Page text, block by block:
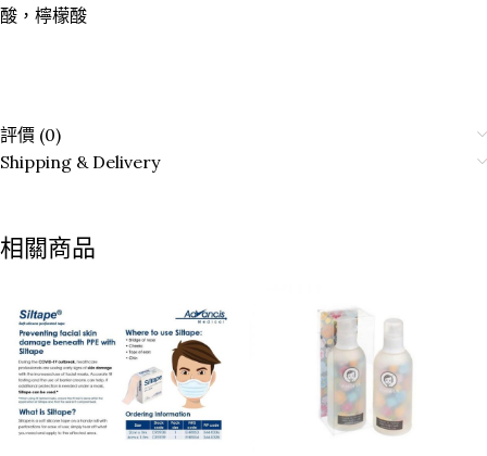
酸，檸檬酸
評價 (0)
Shipping & Delivery
相關商品